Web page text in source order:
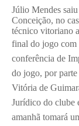
Júlio Mendes
Conceição, no
técnico vitoriano
final do jogo com
conferência de
do jogo, por
Vitória de
Jurídico do clube
amanhã tomará